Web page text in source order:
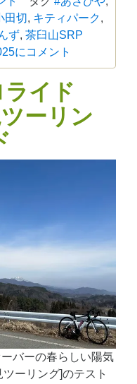
田切, キティパーク,
ず, 茶臼山SRP
に コメント
イド
ーリン
バーの春らしい陽気
ーリング]のテスト